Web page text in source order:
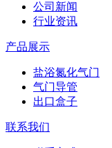
公司新闻
行业资讯
产品展示
盐浴氮化气门
气门导管
出口盒子
联系我们